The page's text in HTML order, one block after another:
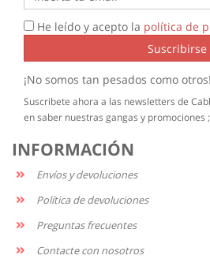
He leído y acepto la política de
Suscribirse
¡No somos tan pesados como otros!
Suscribete ahora a las newsletters de
en saber nuestras gangas y promociones
INFORMACIÓN
Envíos y devoluciones
Política de devoluciones
Preguntas frecuentes
Contacte con nosotros